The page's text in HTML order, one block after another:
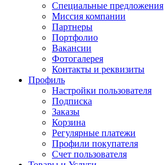
Специальные предложения
Миссия компании
Партнеры
Портфолио
Вакансии
Фотогалерея
Контакты и реквизиты
Профиль
Настройки пользователя
Подписка
Заказы
Корзина
Регулярные платежи
Профили покупателя
Счет пользователя